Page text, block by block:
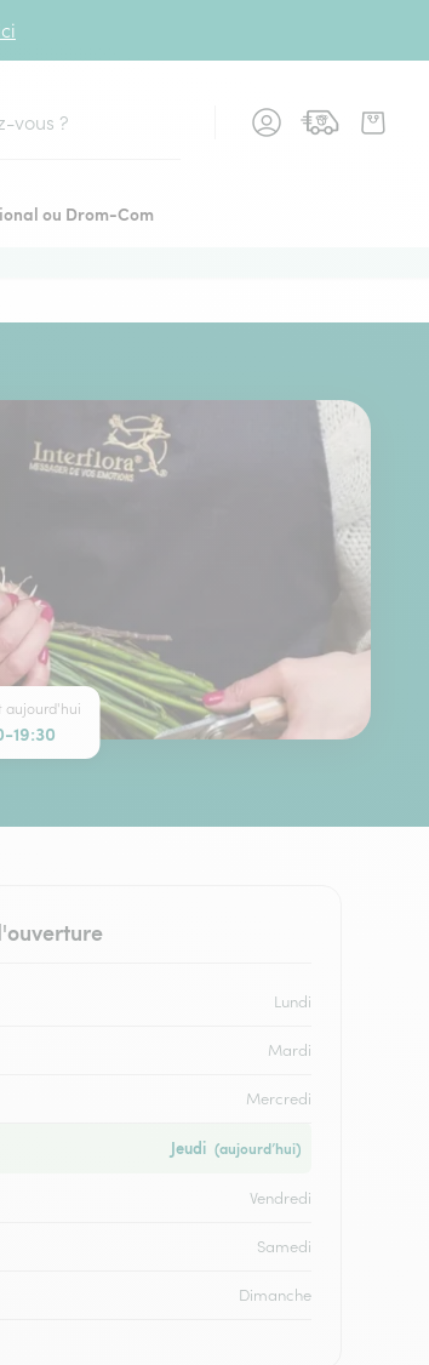
ou Drom-Com
aujourd'hui
19:30
Lundi
Mardi
Mercredi
Jeudi (aujourd’hui)
Vendredi
Samedi
Dimanche